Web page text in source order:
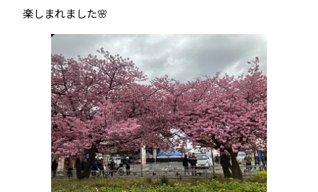
楽しまれました🌸